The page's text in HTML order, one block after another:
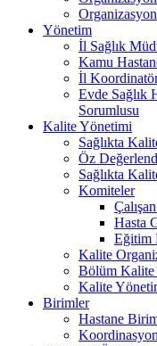
Organizasyon
Yönetim
İl Sağlık
Kamu
İl
Evde Sağlık
Sorumlusu
Kalite Yönetimi
Sağlıkta
Öz
Sağlıkta
Komiteler
Hasta
Eğitim
Kalite
Bölüm Kalite
Kalite
Birimler
Hastane